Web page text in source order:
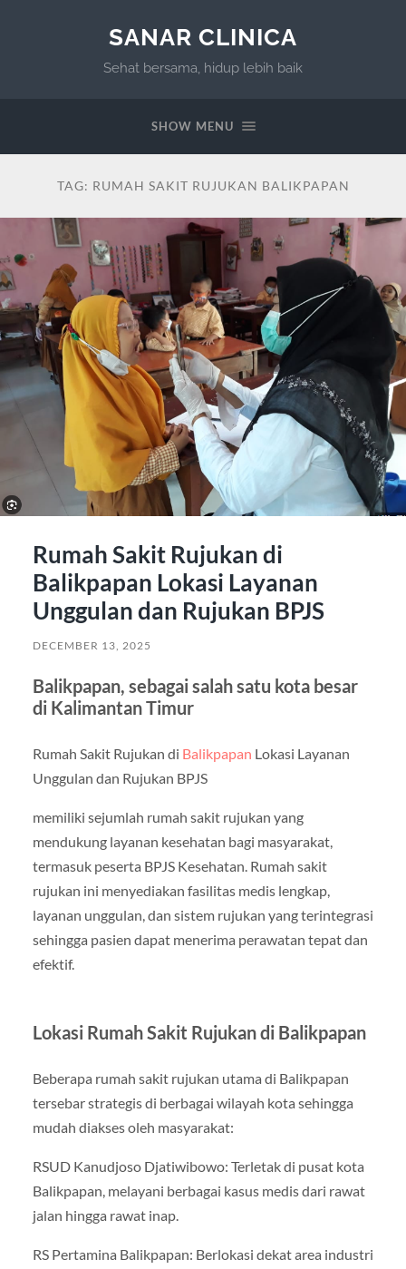
SANAR CLINICA
Sehat bersama, hidup lebih baik
SHOW MENU
TAG: RUMAH SAKIT RUJUKAN BALIKPAPAN
Rumah Sakit Rujukan di
Balikpapan Lokasi Layanan
Unggulan dan Rujukan BPJS
DECEMBER 13, 2025
Balikpapan, sebagai salah satu kota besar
di Kalimantan Timur
Rumah Sakit Rujukan di Balikpapan Lokasi Layanan
Unggulan dan Rujukan BPJS
memiliki sejumlah rumah sakit rujukan yang
mendukung layanan kesehatan bagi masyarakat,
termasuk peserta BPJS Kesehatan. Rumah sakit
rujukan ini menyediakan fasilitas medis lengkap,
layanan unggulan, dan sistem rujukan yang terintegrasi
sehingga pasien dapat menerima perawatan tepat dan
efektif.
Lokasi Rumah Sakit Rujukan di Balikpapan
Beberapa rumah sakit rujukan utama di Balikpapan
tersebar strategis di berbagai wilayah kota sehingga
mudah diakses oleh masyarakat:
RSUD Kanudjoso Djatiwibowo: Terletak di pusat kota
Balikpapan, melayani berbagai kasus medis dari rawat
jalan hingga rawat inap.
RS Pertamina Balikpapan: Berlokasi dekat area industri